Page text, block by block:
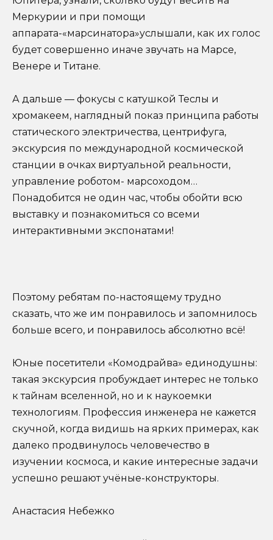
Меркурии и при помощи
аппарата-«марсинатора»услышали, как их голос
будет совершенно иначе звучать на Марсе,
Венере и Титане.
А дальше — фокусы с катушкой Теслы и
хромакеем, наглядный показ принципа работы
статического электричества, центрифуга,
экскурсия по международной космической
станции в очках виртуальной реальности,
управление роботом- марсоходом…
Понадобится не один час, чтобы обойти всю
выставку и познакомиться со всеми
интерактивными экспонатами!
Поэтому ребятам по-настоящему трудно
сказать, что же им понравилось и запомнилось
больше всего, и понравилось абсолютно всё!
Юные посетители «Комодрайва» единодушны:
такая экскурсия пробуждает интерес не только
к тайнам вселенной, но и к наукоемки
технологиям. Профессия инженера не кажется
скучной, когда видишь на ярких примерах, как
далеко продвинулось человечество в
изучении космоса, и какие интересные задачи
успешно решают учёные-конструкторы.
Анастасия Небежко